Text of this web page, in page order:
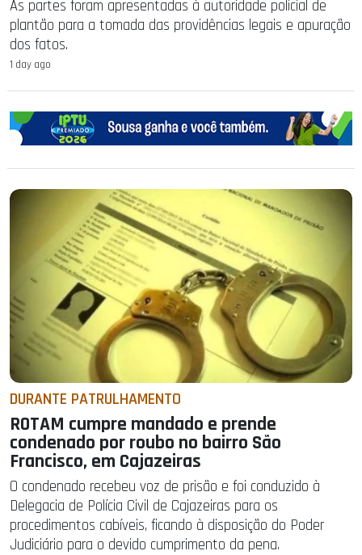
As partes foram apresentadas à autoridade policial de
plantão para a tomada das providências legais e apuração
dos fatos.
1 day ago
DURANTE PATRULHAMENTO
ROTAM cumpre mandado e prende
condenado por roubo no bairro São
Francisco, em Cajazeiras
O condenado recebeu voz de prisão e foi conduzido à
Delegacia de Polícia Civil de Cajazeiras para os
procedimentos cabíveis, ficando à disposição do Poder
Judiciário para o devido cumprimento da pena.